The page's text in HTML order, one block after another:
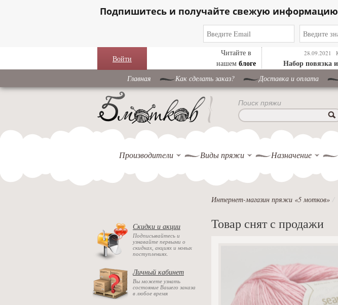
Подпишитесь и получайте свежую
Войти
Читайте в
нашем блоге
28.09.2021
Набор повязка
Главная Как сделать заказ? Доставка и оплата
Поиск пряжи
Производители Виды пряжи Назначение
Скидки и акции
Подписывайтесь и
узнавайте первыми о
скидках, акциях и новых
поступлениях.
Личный кабинет
Вы можете узнать
состояние Вашего заказа
в любое время
Интернет-магазин пряжи «5 мотков»
Товар снят с продажи